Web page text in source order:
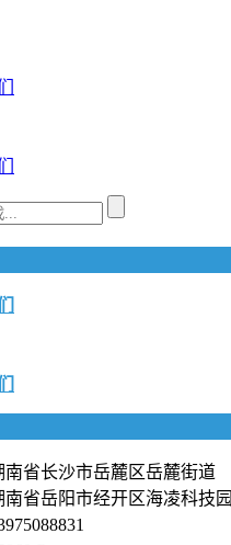
南省长沙市岳麓区岳麓街道
省岳阳市经开区海凌科技园